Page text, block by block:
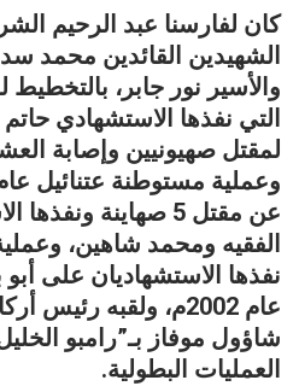
كان لفارسنا عبد الرحيم
الشهيدين القائدين محمد
والأسير نور جابر، بالتخطيط
التي نفذها الاستشهادي
عن مقتل 5 صهاينة
الفقيه ومحمد شاهين،
نفذها الاستشهاديان على
عام 2002م، ولقبه رئيس
شاؤول موفاز بـ”رامبو
العمليات البطولية.